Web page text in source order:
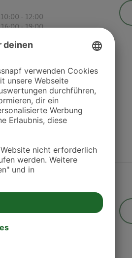
10:00 - 12:00
16:00 - 19:00
10:00 - 12:00
16:00 - 19:00
10:00 - 12:00
16:00 - 19:00
10:00 - 12:00
16:00 - 19:00
-
10:00 - 11:00
16:00 - 17:00